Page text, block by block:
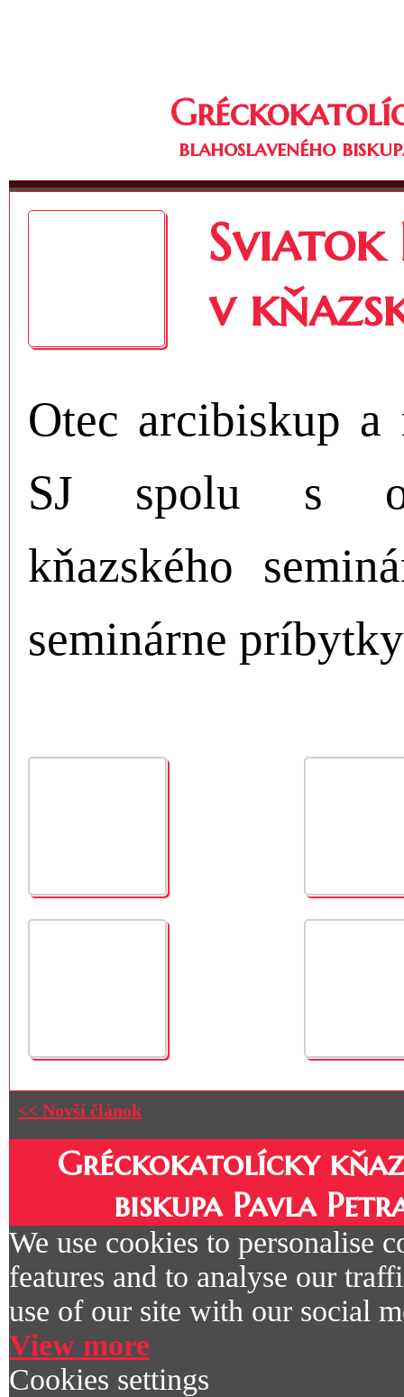
blahoslaveného
Sviatok
v
Otec arcibiskup a
SJ spolu s
kňazského
seminárne
<< Novší článok
Gréckokatolícky
biskupa Pavla
We use cookies to personalise
features and to analyse our
use of our site with our social
View more
Cookies settings